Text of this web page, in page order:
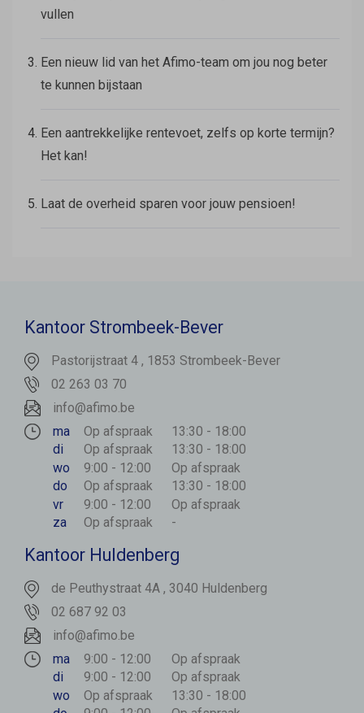
vullen
Een nieuw lid van het Afimo-team om jou nog beter
te kunnen bijstaan
Een aantrekkelijke rentevoet, zelfs op korte termijn?
Het kan!
Laat de overheid sparen voor jouw pensioen!
Kantoor Strombeek-Bever
Pastorijstraat 4 , 1853 Strombeek-Bever
02 263 03 70
info@afimo.be
ma
Op afspraak
13:30 - 18:00
di
Op afspraak
13:30 - 18:00
wo
9:00 - 12:00
Op afspraak
do
Op afspraak
13:30 - 18:00
vr
9:00 - 12:00
Op afspraak
za
Op afspraak -
Kantoor Huldenberg
de Peuthystraat 4A , 3040 Huldenberg
02 687 92 03
info@afimo.be
ma
9:00 - 12:00
Op afspraak
di
9:00 - 12:00
Op afspraak
wo
Op afspraak
13:30 - 18:00